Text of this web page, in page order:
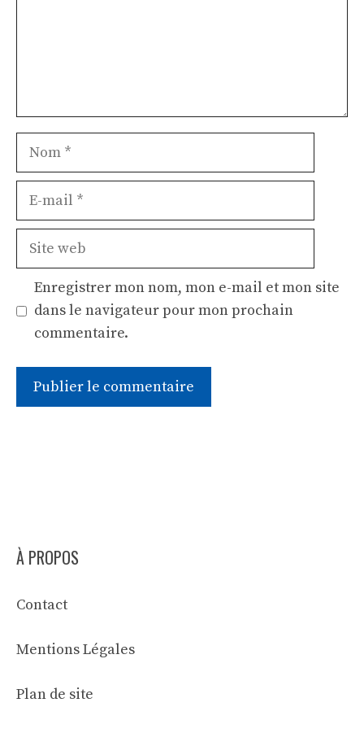
Nom
Site
Enregistrer mon nom, mon e-mail et mon site
dans le navigateur pour mon prochain
commentaire.
À PROPOS
Contact
Mentions Légales
Plan de site